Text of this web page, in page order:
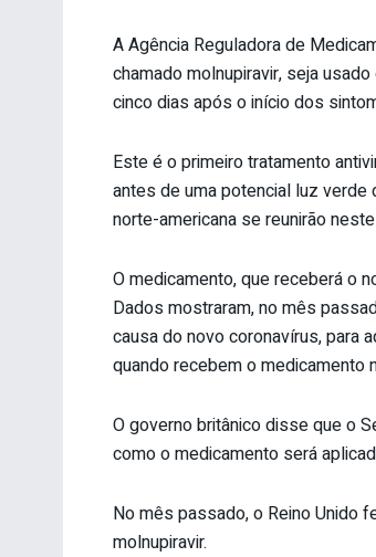
A Agência Reguladora de
chamado molnupiravir, seja
cinco dias após o início dos
Este é o primeiro tratamento
antes de uma potencial luz
norte-americana se reunirão
O medicamento, que receberá o
Dados mostraram, no mês
causa do novo coronavírus, para
quando recebem o medicamento
O governo britânico disse que o
como o medicamento será
No mês passado, o Reino Unido
molnupiravir.